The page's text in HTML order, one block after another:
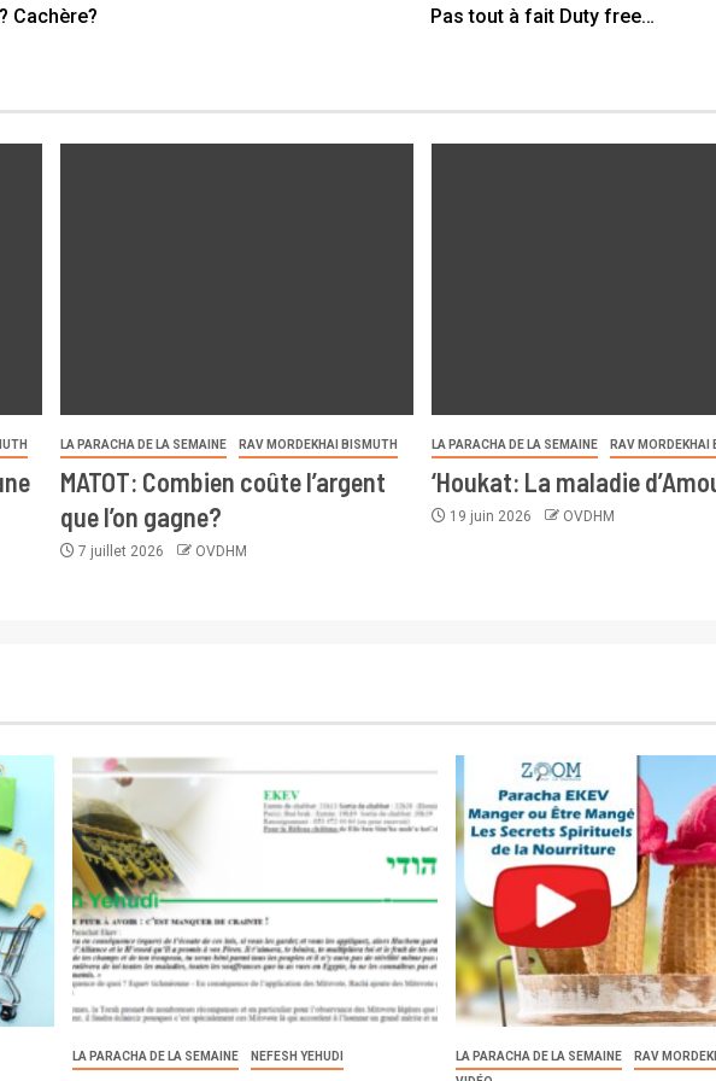
Cachère?
Pas tout à fait Duty free…
LA PARACHA DE LA SEMAINE RAV MORDEKHAI BISMUTH
MATOT: Combien coûte l’argent
que l’on gagne?
7 juillet 2026 OVDHM
LA PARACHA DE LA SEMAINE RAV MORDEKHAI
‘Houkat: La maladie
19 juin 2026 OVDHM
LA PARACHA DE LA SEMAINE NEFESH YEHUDI LA PARACHA DE LA SEMAINE
RAV